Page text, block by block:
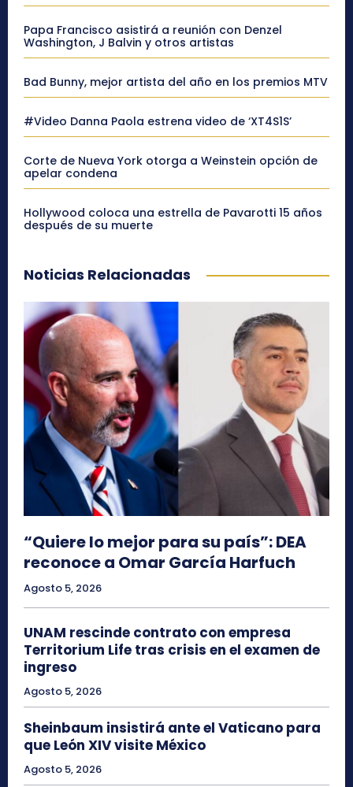
Papa Francisco asistirá a reunión con Denzel
Washington, J Balvin y otros artistas
Bad Bunny, mejor artista del año en los premios MTV
#Video Danna Paola estrena video de ‘XT4S1S’
Corte de Nueva York otorga a Weinstein opción de
apelar condena
Hollywood coloca una estrella de Pavarotti 15 años
después de su muerte
Noticias Relacionadas
“Quiere lo mejor para su país”: DEA
reconoce a Omar García Harfuch
Agosto 5, 2026
UNAM rescinde contrato con empresa
Territorium Life tras crisis en el examen de
ingreso
Agosto 5, 2026
Sheinbaum insistirá ante el Vaticano para
que León XIV visite México
Agosto 5, 2026